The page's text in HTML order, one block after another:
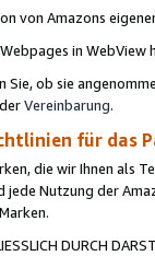
von Amazons
in WebView
ob sie
Vereinbarung.
für das
die wir Ihnen als
Nutzung der
DURCH